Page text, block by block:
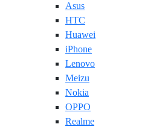
Asus
HTC
Huawei
iPhone
Lenovo
Meizu
Nokia
OPPO
Realme